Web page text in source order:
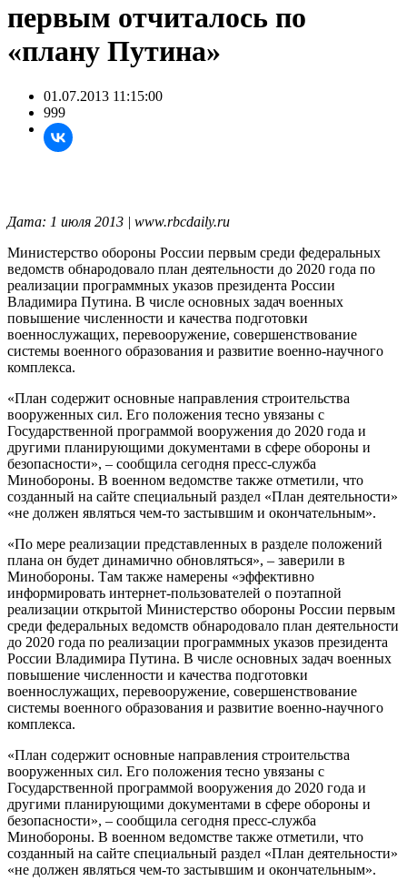
первым отчиталось по
«плану Путина»
01.07.2013 11:15:00
999
Дата: 1 июля 2013 | www.rbcdaily.ru
Министерство обороны России первым среди федеральных
ведомств обнародовало план деятельности до 2020 года по
реализации программных указов президента России
Владимира Путина. В числе основных задач военных
повышение численности и качества подготовки
военнослужащих, перевооружение, совершенствование
системы военного образования и развитие военно-научного
комплекса.
«План содержит основные направления строительства
вооруженных сил. Его положения тесно увязаны с
Государственной программой вооружения до 2020 года и
другими планирующими документами в сфере обороны и
безопасности», – сообщила сегодня пресс-служба
Минобороны. В военном ведомстве также отметили, что
созданный на сайте специальный раздел «План деятельности»
«не должен являться чем-то застывшим и окончательным».
«По мере реализации представленных в разделе положений
плана он будет динамично обновляться», – заверили в
Минобороны. Там также намерены «эффективно
информировать интернет-пользователей о поэтапной
реализации открытой Министерство обороны России первым
среди федеральных ведомств обнародовало план деятельности
до 2020 года по реализации программных указов президента
России Владимира Путина. В числе основных задач военных
повышение численности и качества подготовки
военнослужащих, перевооружение, совершенствование
системы военного образования и развитие военно-научного
комплекса.
«План содержит основные направления строительства
вооруженных сил. Его положения тесно увязаны с
Государственной программой вооружения до 2020 года и
другими планирующими документами в сфере обороны и
безопасности», – сообщила сегодня пресс-служба
Минобороны. В военном ведомстве также отметили, что
созданный на сайте специальный раздел «План деятельности»
«не должен являться чем-то застывшим и окончательным».